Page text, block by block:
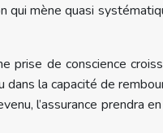
qui mène quasi
prise de conscience
la capacité de
l’assurance prendra